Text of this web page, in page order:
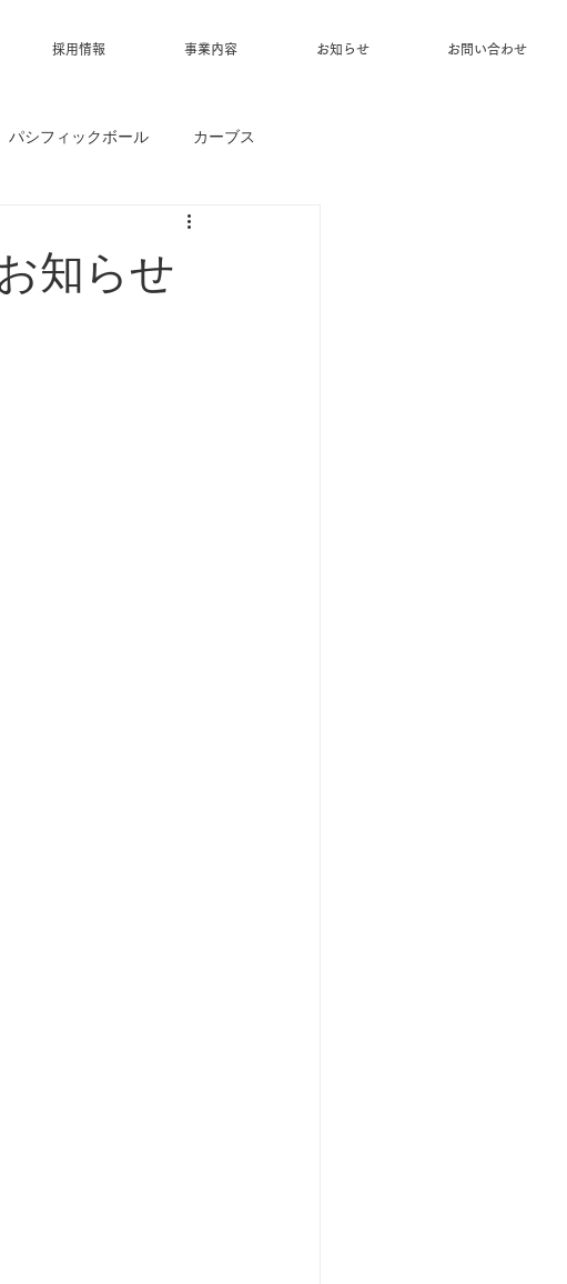
採用情報 事業内容 お知らせ お問い合わせ
パシフィックボール カーブス
知らせ